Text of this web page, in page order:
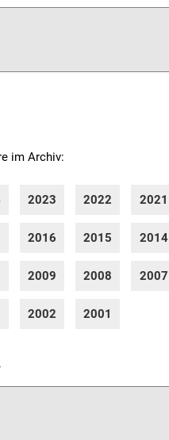
im Archiv:
2023 2022 2021
2016 2015 2014
2009 2008 2007
2002 2001